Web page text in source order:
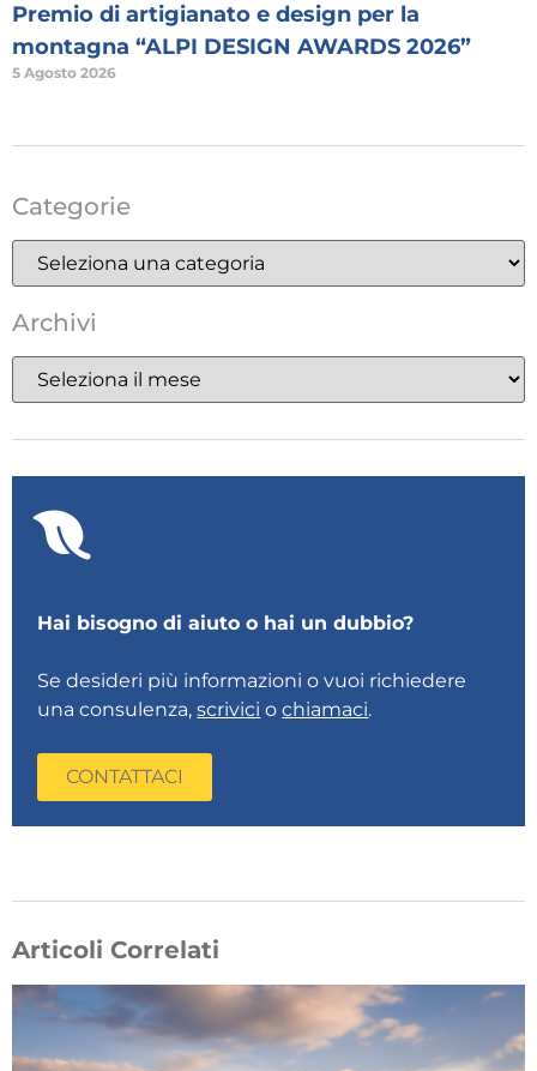
Premio di artigianato e design per la
montagna “ALPI DESIGN AWARDS 2026”
5 Agosto 2026
Categorie
Archivi
Hai bisogno di aiuto o hai un dubbio?
Se desideri più informazioni o vuoi richiedere
una consulenza,scrivici ochiamaci.
CONTATTACI
Articoli Correlati